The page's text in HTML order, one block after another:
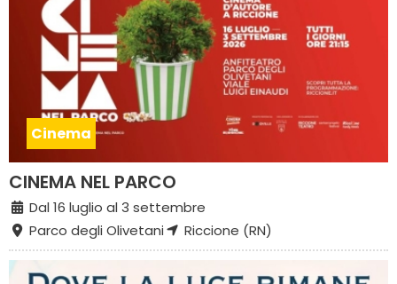
Cinema
CINEMA NEL PARCO
Dal 16 luglio al 3 settembre
Parco degli Olivetani
Riccione (RN)